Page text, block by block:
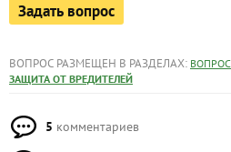
Задать вопрос
ВОПРОС РАЗМЕЩЕН В РАЗДЕЛАХ:
ЗАЩИТА ОТ ВРЕДИТЕЛЕЙ
5 комментариев